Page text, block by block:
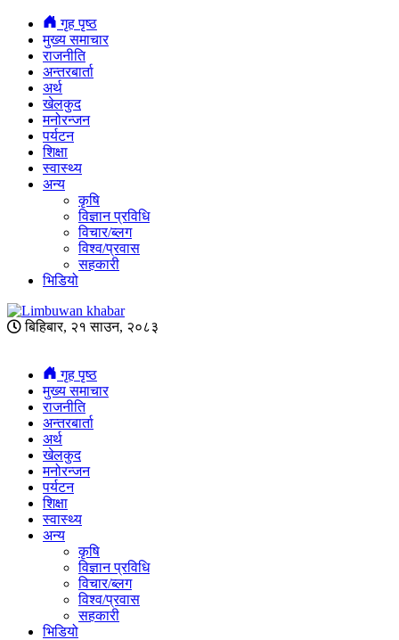
गृह पृष्ठ
मुख्य समाचार
राजनीति
अन्तरबार्ता
अर्थ
खेलकुद
मनोरन्जन
पर्यटन
शिक्षा
स्वास्थ्य
अन्य
कृषि
विज्ञान प्रविधि
विचार/ब्लग
विश्व/प्रवास
सहकारी
भिडियो
बिहिबार, २१ साउन, २०८३
गृह पृष्ठ
मुख्य समाचार
राजनीति
अन्तरबार्ता
अर्थ
खेलकुद
मनोरन्जन
पर्यटन
शिक्षा
स्वास्थ्य
अन्य
कृषि
विज्ञान प्रविधि
विचार/ब्लग
विश्व/प्रवास
सहकारी
भिडियो